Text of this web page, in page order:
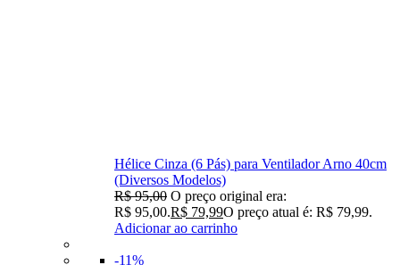
Hélice Cinza (6 Pás) para Ventilador Arno 40cm
(Diversos Modelos)
R$95,00 O preço original era:
R$ 95,00.R$ 79,99O preço atual é: R$ 79,99.
Adicionar ao carrinho
-11%